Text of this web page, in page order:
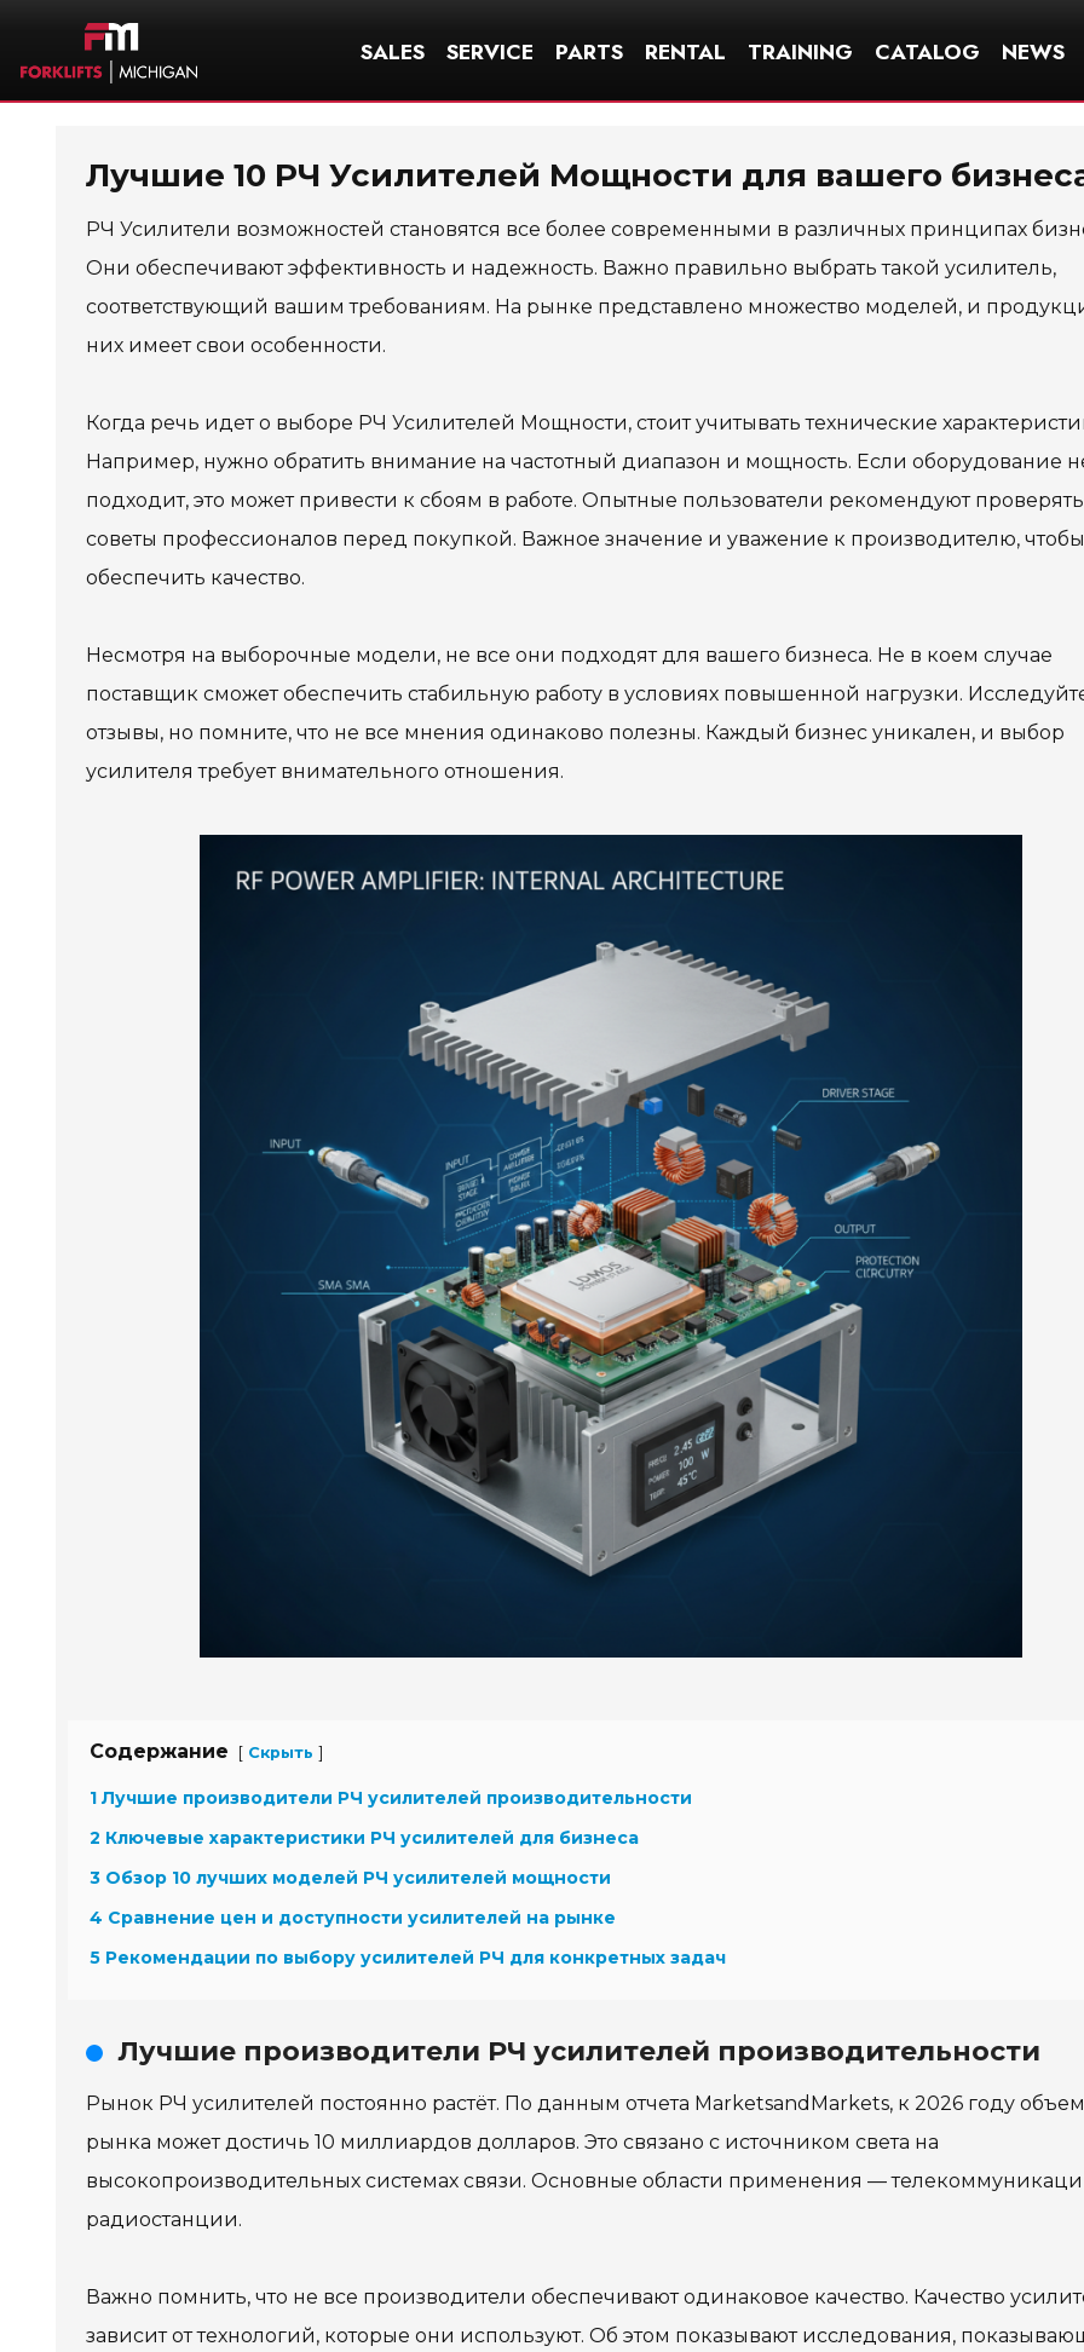
SALES SERVICE PARTS RENTAL TRAINING CATALOG NEWS
Лучшие 10 РЧ Усилителей Мощности для вашего
РЧ Усилители возможностей становятся все более современными в различных принципах
Они обеспечивают эффективность и надежность. Важно правильно выбрать такой усилитель,
соответствующий вашим требованиям. На рынке представлено множество моделей, и
них имеет свои особенности.
Когда речь идет о выборе РЧ Усилителей Мощности, стоит учитывать технические
Например, нужно обратить внимание на частотный диапазон и мощность. Если оборудование
подходит, это может привести к сбоям в работе. Опытные пользователи рекомендуют проверять
советы профессионалов перед покупкой. Важное значение и уважение к производителю, чтобы
обеспечить качество.
Несмотря на выборочные модели, не все они подходят для вашего бизнеса. Не в коем случае
поставщик сможет обеспечить стабильную работу в условиях повышенной нагрузки.
отзывы, но помните, что не все мнения одинаково полезны. Каждый бизнес уникален, и выбор
усилителя требует внимательного отношения.
Содержание [ Скрыть ]
1 Лучшие производители РЧ усилителей производительности
2 Ключевые характеристики РЧ усилителей для бизнеса
3 Обзор 10 лучших моделей РЧ усилителей мощности
4 Сравнение цен и доступности усилителей на рынке
5 Рекомендации по выбору усилителей РЧ для конкретных задач
Лучшие производители РЧ усилителей производительности
Рынок РЧ усилителей постоянно растёт. По данным отчета MarketsandMarkets, к 2026 году объем
рынка может достичь 10 миллиардов долларов. Это связано с источником света на
высокопроизводительных системах связи. Основные области применения —
радиостанции.
Важно помнить, что не все производители обеспечивают одинаковое качество. Качество
зависит от технологий, которые они используют. Об этом показывают исследования,